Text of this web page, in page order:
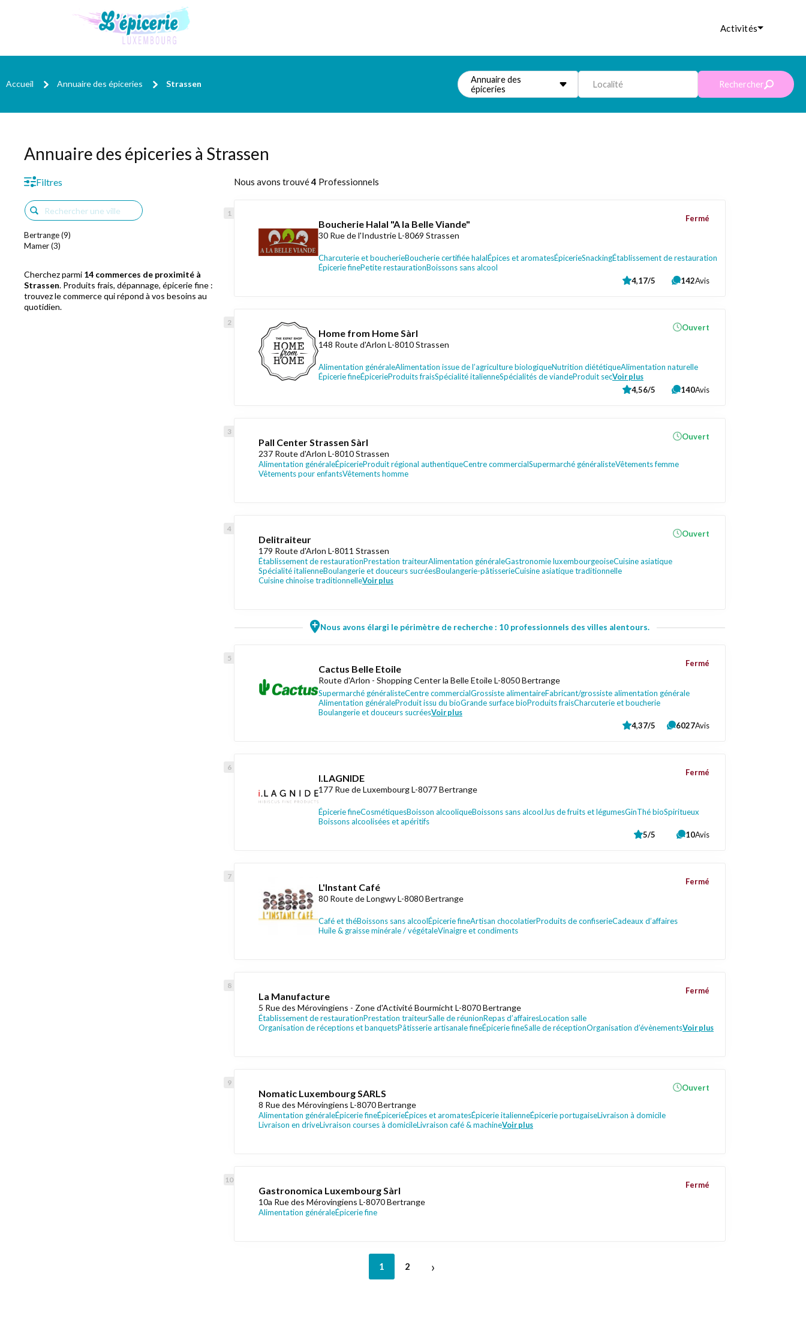
Activités
Accueil Annuaire des épiceries Strassen
Annuaire des
épiceries
Localité Rechercher
Annuaire des épiceries à Strassen
Filtres
Bertrange (9)
Mamer (3)
Cherchez parmi 14 commerces de proximité à
Strassen. Produits frais, dépannage, épicerie fine :
trouvez le commerce qui répond à vos besoins au
quotidien.
Nous avons trouvé4 Professionnels
Boucherie Halal "A la Belle Viande"
30 Rue de l'Industrie L-8069 Strassen
Charcuterie et boucherieBoucherie certifiée halalÉpices et aromatesÉpicerieSnackingÉtablissement de restauration
Épicerie finePetite restaurationBoissons sans alcool
Fermé
4,17/5 142Avis
Home from Home Sàrl
148 Route d'Arlon L-8010 Strassen
Alimentation généraleAlimentation issue de l’agriculture biologiqueNutrition diététiqueAlimentation naturelle
Épicerie fineÉpicerieProduits fraisSpécialité italienneSpécialités de viandeProduit secVoir plus
Ouvert
4,56/5 140Avis
Pall Center Strassen Sàrl
237 Route d'Arlon L-8010 Strassen
Alimentation généraleÉpicerieProduit régional authentiqueCentre commercialSupermarché généralisteVêtements femme
Vêtements pour enfantsVêtements homme
Ouvert
Delitraiteur
179 Route d'Arlon L-8011 Strassen
Établissement de restaurationPrestation traiteurAlimentation généraleGastronomie luxembourgeoiseCuisine asiatique
Spécialité italienneBoulangerie et douceurs sucréesBoulangerie-pâtisserieCuisine asiatique traditionnelle
Cuisine chinoise traditionnelleVoir plus
Ouvert
Nous avons élargi le périmètre de recherche : 10 professionnels des villes alentours.
Cactus Belle Etoile
Route d'Arlon - Shopping Center la Belle Etoile L-8050 Bertrange
Supermarché généralisteCentre commercialGrossiste alimentaireFabricant/grossiste alimentation générale
Alimentation généraleProduit issu du bioGrande surface bioProduits fraisCharcuterie et boucherie
Boulangerie et douceurs sucréesVoir plus
Fermé
4,37/5 6027Avis
I.LAGNIDE
177 Rue de Luxembourg L-8077 Bertrange
Épicerie fineCosmétiquesBoisson alcooliqueBoissons sans alcool Jus de fruits et légumesGinThé bioSpiritueux
Boissons alcoolisées et apéritifs
Fermé
5/5 10Avis
L'Instant Café
80 Route de Longwy L-8080 Bertrange
Café et théBoissons sans alcoolÉpicerie fineArtisan chocolatierProduits de confiserieCadeaux d’affaires
Huile & graisse minérale / végétaleVinaigre et condiments
Fermé
La Manufacture
5 Rue des Mérovingiens - Zone d'Activité Bourmicht L-8070 Bertrange
Établissement de restaurationPrestation traiteurSalle de réunionRepas d’affairesLocation salle
Organisation de réceptions et banquetsPâtisserie artisanale fineÉpicerie fineSalle de réceptionOrganisation d’évènementsVoir plus
Fermé
Nomatic Luxembourg SARLS
8 Rue des Mérovingiens L-8070 Bertrange
Alimentation généraleÉpicerie fineÉpicerieÉpices et aromatesÉpicerie italienneÉpicerie portugaiseLivraison à domicile
Livraison en driveLivraison courses à domicileLivraison café & machineVoir plus
Ouvert
Gastronomica Luxembourg Sàrl
10a Rue des Mérovingiens L-8070 Bertrange
Alimentation généraleÉpicerie fine
Fermé
1 2 ›